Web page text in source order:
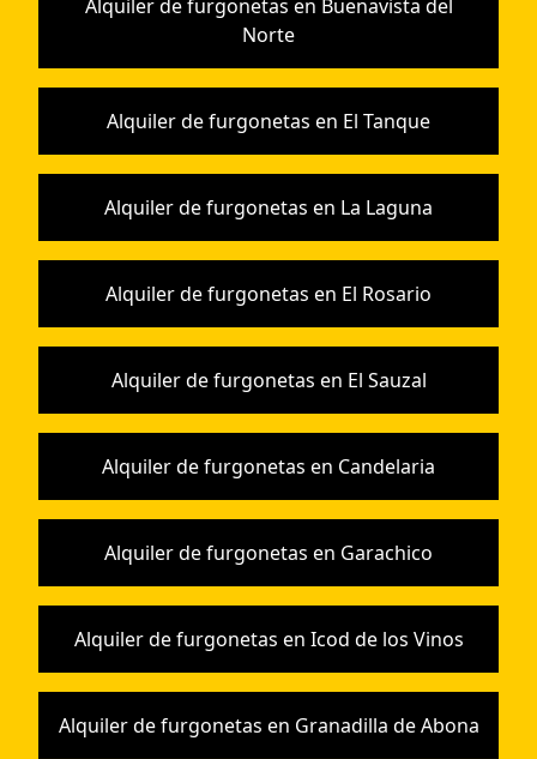
Alquiler de furgonetas en Buenavista del
Norte
Alquiler de furgonetas en El Tanque
Alquiler de furgonetas en La Laguna
Alquiler de furgonetas en El Rosario
Alquiler de furgonetas en El Sauzal
Alquiler de furgonetas en Candelaria
Alquiler de furgonetas en Garachico
Alquiler de furgonetas en Icod de los Vinos
Alquiler de furgonetas en Granadilla de Abona